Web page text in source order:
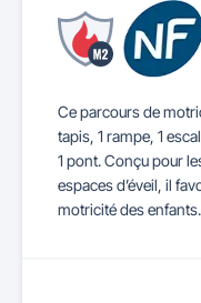
Ce parcours de
tapis, 1 rampe, 1
1 pont. Conçu pour
espaces d’éveil, il
motricité des enfants.